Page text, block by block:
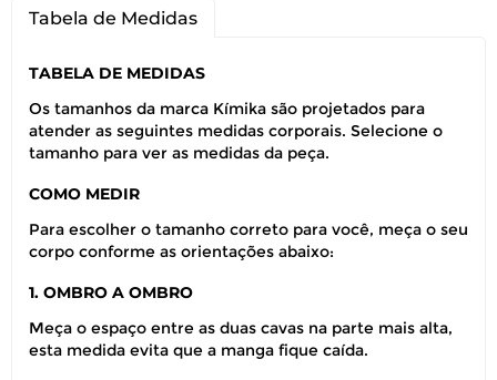
Tabela de Medidas
TABELA DE MEDIDAS
Os tamanhos da marca Kímika são projetados para
atender as seguintes medidas corporais. Selecione o
tamanho para ver as medidas da peça.
COMO MEDIR
Para escolher o tamanho correto para você, meça o seu
corpo conforme as orientações abaixo:
1. OMBRO A OMBRO
Meça o espaço entre as duas cavas na parte mais alta,
esta medida evita que a manga fique caída.